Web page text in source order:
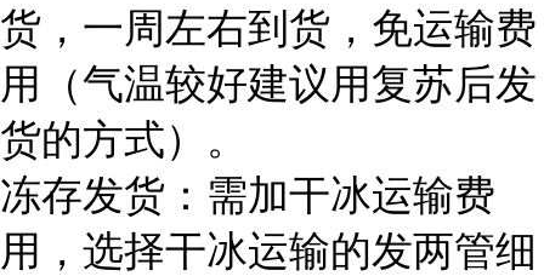
货，一周左右到货，免运输费
用（气温较好建议用复苏后发
货的方式）。
冻存发货：需加干冰运输费
用，选择干冰运输的发两管细